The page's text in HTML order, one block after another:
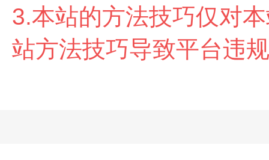
3.本站的方法技巧仅对
站方法技巧导致平台违